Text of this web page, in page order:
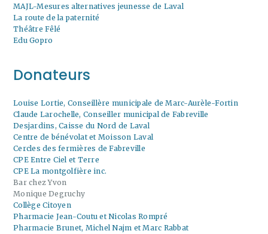
MAJL-Mesures alternatives jeunesse de Laval
La route de la paternité
Théâtre Fêlé
Edu Gopro
Donateurs
Louise Lortie, Conseillère municipale de Marc-Aurèle-Fortin
Claude Larochelle, Conseiller municipal de Fabreville
Desjardins, Caisse du Nord de Laval
Centre de bénévolat et Moisson Laval
Cercles des fermières de Fabreville
CPE Entre Ciel et Terre
CPE La montgolfière inc.
Bar chez Yvon
Monique Degruchy
Collège Citoyen
Pharmacie Jean-Coutu et Nicolas Rompré
Pharmacie Brunet, Michel Najm et Marc Rabbat